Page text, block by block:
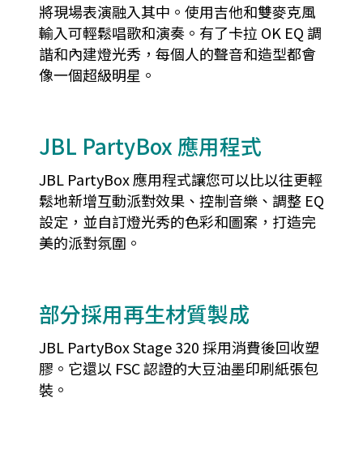
將現場表演融入其中。使用吉他和雙麥克風
輸入可輕鬆唱歌和演奏。有了卡拉 OK EQ 調
諧和內建燈光秀，每個人的聲音和造型都會
像一個超級明星。
JBL PartyBox 應用程式
JBL PartyBox 應用程式讓您可以比以往更輕
鬆地新增互動派對效果、控制音樂、調整 EQ
設定，並自訂燈光秀的色彩和圖案，打造完
美的派對氛圍。
部分採用再生材質製成
JBL PartyBox Stage 320 採用消費後回收塑
膠。它還以 FSC 認證的大豆油墨印刷紙張包
裝。